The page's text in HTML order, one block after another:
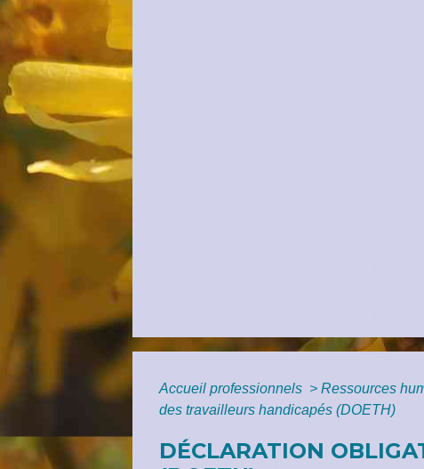
Accueil professionnels > Ressources
des travailleurs handicapés (DOETH)
DÉCLARATION